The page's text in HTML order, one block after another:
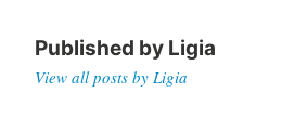
Published by Ligia
View all posts by Ligia